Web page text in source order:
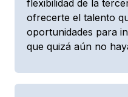
flexibilidad de la
ofrecerte el talento
oportunidades para
que quizá aún no